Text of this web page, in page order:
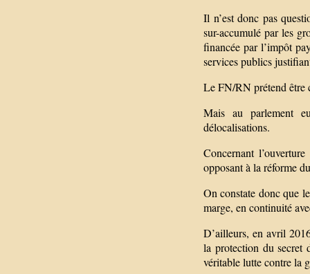
Il n’est donc pas
sur-accumulé par les
financée par l’impôt
services publics
Le FN/RN prétend être
Mais au parlement
délocalisations.
Concernant
opposant à la réforme
On constate donc que
marge, en continuité
D’ailleurs, en avril
la protection du secret
véritable lutte contre la